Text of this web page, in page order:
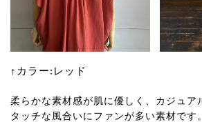
↑カラー:レッド
柔らかな素材感が肌に優しく、カジュア
タッチな風合いにファンが多い素材です